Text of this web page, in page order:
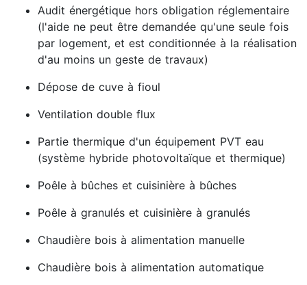
Audit énergétique hors obligation réglementaire
(l'aide ne peut être demandée qu'une seule fois
par logement, et est conditionnée à la réalisation
d'au moins un geste de travaux)
Dépose de cuve à fioul
Ventilation double flux
Partie thermique d'un équipement PVT eau
(système hybride photovoltaïque et thermique)
Poêle à bûches et cuisinière à bûches
Poêle à granulés et cuisinière à granulés
Chaudière bois à alimentation manuelle
Chaudière bois à alimentation automatique